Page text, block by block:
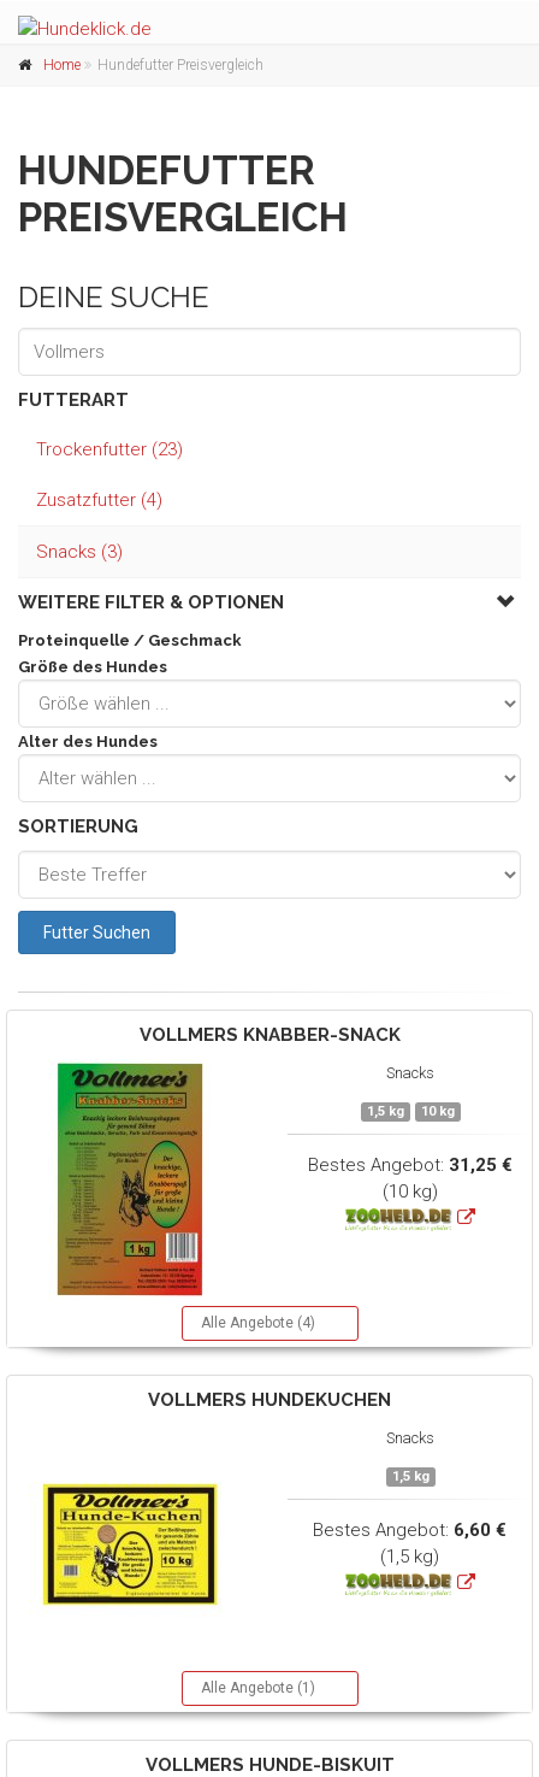
Home Hundefutter Preisvergleich
HUNDEFUTTER
PREISVERGLEICH
DEINE SUCHE
FUTTERART
Trockenfutter (23)
Zusatzfutter (4)
Snacks (3)
WEITERE FILTER & OPTIONEN
Proteinquelle / Geschmack
Größe des Hundes
Alter des Hundes
SORTIERUNG
VOLLMERS KNABBER-SNACK
Snacks
1,5 kg 10 kg
Bestes Angebot: 31,25 €
(10 kg)
Alle Angebote (4)
VOLLMERS HUNDEKUCHEN
Snacks
1,5 kg
Bestes Angebot: 6,60 €
(1,5 kg)
Alle Angebote (1)
VOLLMERS HUNDE-BISKUIT